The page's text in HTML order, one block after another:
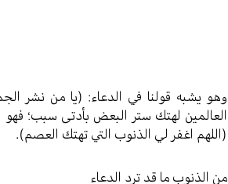
وهو يشبه قولنا في الدعاء: (يا من نشر
العالمين لهتك ستر البعض بأدتى سبب؛
(اللهم اغفر لي الذنوب التي تهتك العصم).
من الذنوب ما قد ترد الدعاء